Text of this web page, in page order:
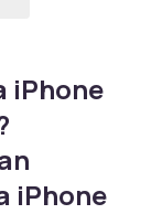
iPhone
iPhone